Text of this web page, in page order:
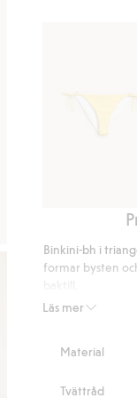
med
Läs mer
Binkini-bh i
formar bysten
Trekants-bh
Innehåller
Blended Recycled
Material
Tvättråd